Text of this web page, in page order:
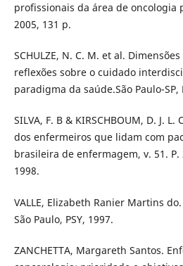
profissionais da área de oncologia
2005, 131 p.
SCHULZE, N. C. M. et al.
reflexões sobre o cuidado
paradigma da saúde.São Paulo-
SILVA, F. B & KIRSCHBOUM, D. J.
dos enfermeiros que lidam com
brasileira de enfermagem, v. 51.
1998.
VALLE, Elizabeth Ranier Martins
São Paulo, PSY, 1997.
ZANCHETTA, Margareth Santos.